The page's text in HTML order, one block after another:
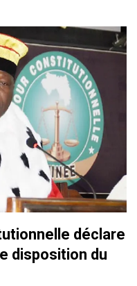
déclare
disposition du